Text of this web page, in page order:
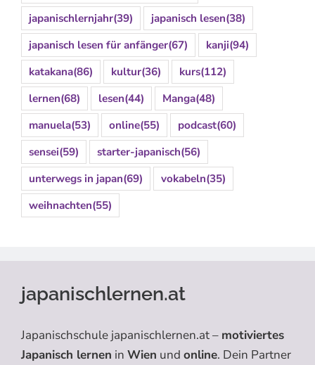
japanischlernjahr(39) japanisch lesen(38)
japanisch lesen für anfänger(67) kanji(94)
katakana(86) kultur(36) kurs(112)
lernen(68) lesen(44) Manga(48)
manuela(53) online(55) podcast(60)
sensei(59) starter-japanisch(56)
unterwegs in japan(69) vokabeln(35)
weihnachten(55)
japanischlernen.at
Japanischschule japanischlernen.at – motiviertes
Japanisch lernen in Wien und online. Dein Partner